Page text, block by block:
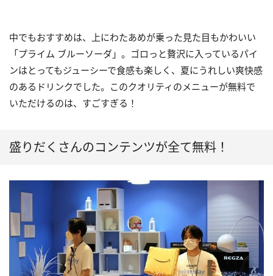
中でもおすすめは、上にわたあめが乗った見た目もかわいい
「プライム ブルーソーダ」。ゴロっと贅沢に入っているパイ
ンはとってもジューシーで食感も楽しく、夏にうれしい爽快感
のあるドリンクでした。このクオリティのメニューが無料で
いただけるのは、すごすぎる！
盛りだくさんのコンテンツが全て無料！